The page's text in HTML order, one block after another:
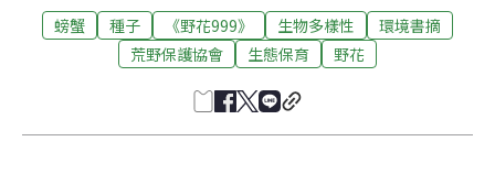
螃蟹 種子 《野花999》 生物多樣性
環境書摘
荒野保護協會
生態保育 野花